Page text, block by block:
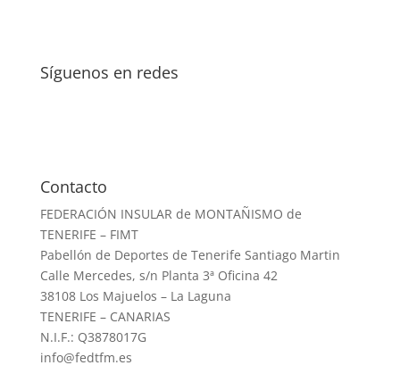
Síguenos en redes
Contacto
FEDERACIÓN INSULAR de MONTAÑISMO de
TENERIFE – FIMT
Pabellón de Deportes de Tenerife Santiago Martin
Calle Mercedes, s/n Planta 3ª Oficina 42
38108 Los Majuelos – La Laguna
TENERIFE – CANARIAS
N.I.F.: Q3878017G
info@fedtfm.es